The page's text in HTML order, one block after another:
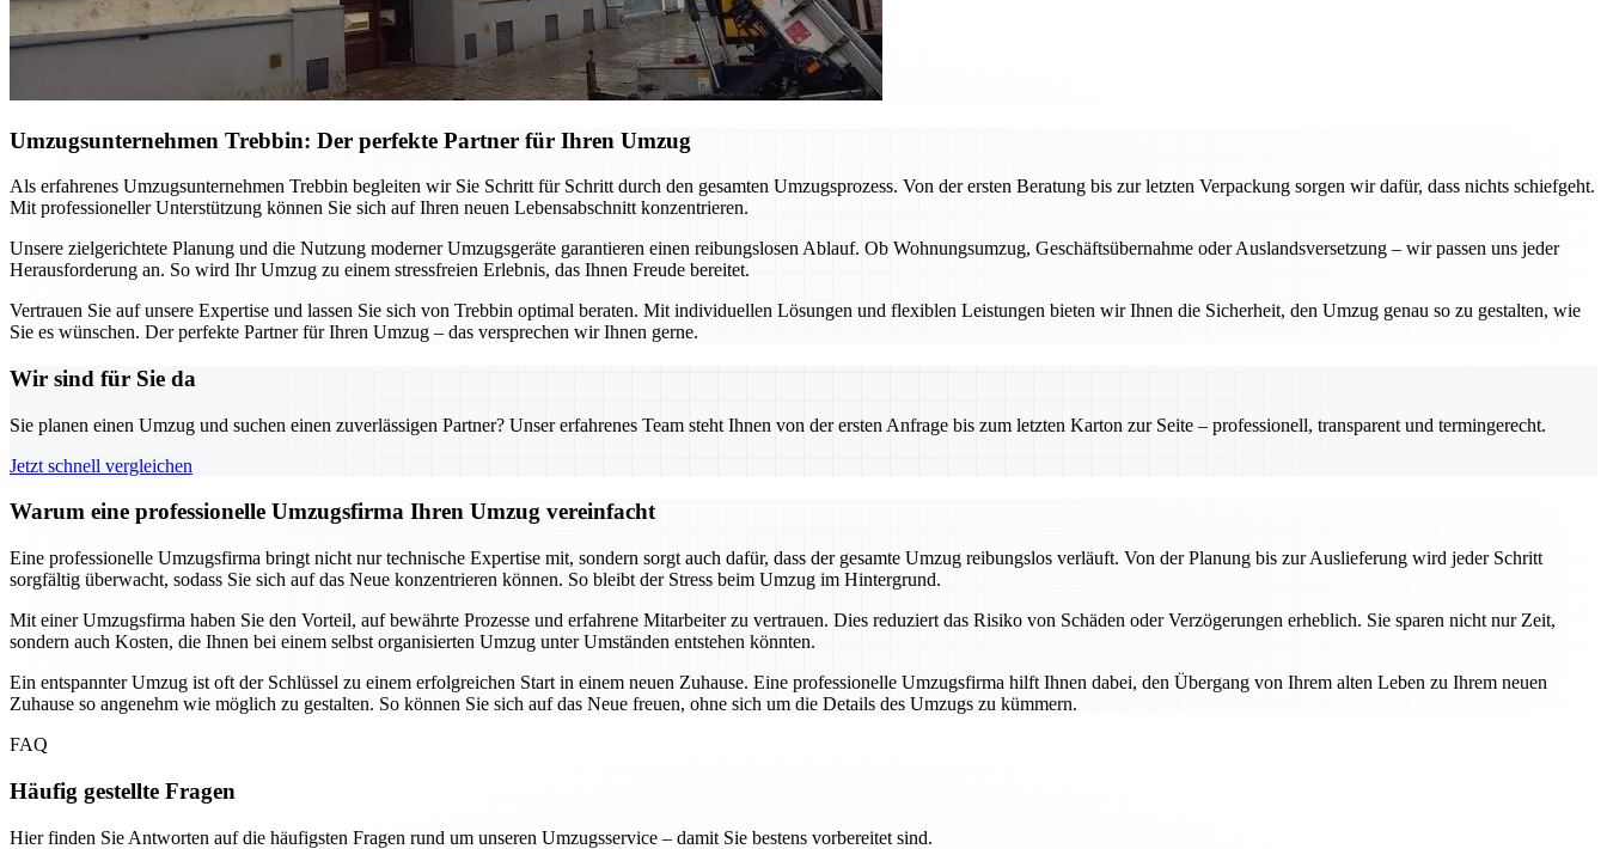
Umzugsunternehmen Trebbin: Der perfekte Partner für Ihren Umzug
Als erfahrenes Umzugsunternehmen Trebbin begleiten wir Sie Schritt für Schritt durch den gesamten Umzugsprozess. Von der ersten Beratung bis zur letzten Verpackung sorgen wir dafür, dass nichts schiefgeht.
Mit professioneller Unterstützung können Sie sich auf Ihren neuen Lebensabschnitt konzentrieren.
Unsere zielgerichtete Planung und die Nutzung moderner Umzugsgeräte garantieren einen reibungslosen Ablauf. Ob Wohnungsumzug, Geschäftsübernahme oder Auslandsversetzung – wir passen uns jeder
Herausforderung an. So wird Ihr Umzug zu einem stressfreien Erlebnis, das Ihnen Freude bereitet.
Vertrauen Sie auf unsere Expertise und lassen Sie sich von Trebbin optimal beraten. Mit individuellen Lösungen und flexiblen Leistungen bieten wir Ihnen die Sicherheit, den Umzug genau so zu gestalten, wie
Sie es wünschen. Der perfekte Partner für Ihren Umzug – das versprechen wir Ihnen gerne.
Wir sind für Sie da
Sie planen einen Umzug und suchen einen zuverlässigen Partner? Unser erfahrenes Team steht Ihnen von der ersten Anfrage bis zum letzten Karton zur Seite – professionell, transparent und termingerecht.
Jetzt schnell vergleichen
Warum eine professionelle Umzugsfirma Ihren Umzug vereinfacht
Eine professionelle Umzugsfirma bringt nicht nur technische Expertise mit, sondern sorgt auch dafür, dass der gesamte Umzug reibungslos verläuft. Von der Planung bis zur Auslieferung wird jeder Schritt
sorgfältig überwacht, sodass Sie sich auf das Neue konzentrieren können. So bleibt der Stress beim Umzug im Hintergrund.
Mit einer Umzugsfirma haben Sie den Vorteil, auf bewährte Prozesse und erfahrene Mitarbeiter zu vertrauen. Dies reduziert das Risiko von Schäden oder Verzögerungen erheblich. Sie sparen nicht nur Zeit,
sondern auch Kosten, die Ihnen bei einem selbst organisierten Umzug unter Umständen entstehen könnten.
Ein entspannter Umzug ist oft der Schlüssel zu einem erfolgreichen Start in einem neuen Zuhause. Eine professionelle Umzugsfirma hilft Ihnen dabei, den Übergang von Ihrem alten Leben zu Ihrem neuen
Zuhause so angenehm wie möglich zu gestalten. So können Sie sich auf das Neue freuen, ohne sich um die Details des Umzugs zu kümmern.
FAQ
Häufig gestellte Fragen
Hier finden Sie Antworten auf die häufigsten Fragen rund um unseren Umzugsservice – damit Sie bestens vorbereitet sind.